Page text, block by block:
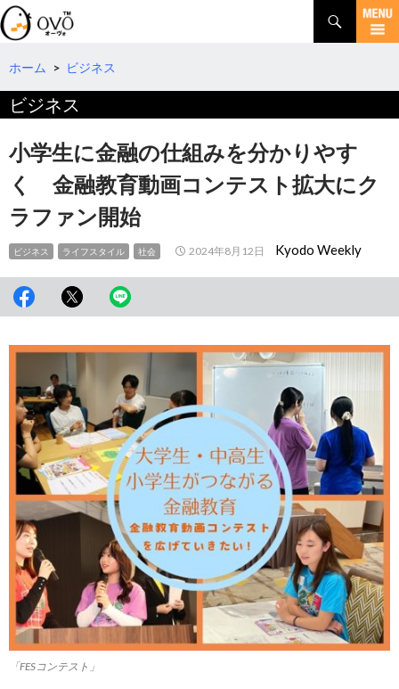
検
索
コ
テ
へ
動
ホーム > ビジネス
ビジネス
小学生に金融の仕組みを分かりやす
く 金融教育動画コンテスト拡大にク
ラファン開始
ビジネス ライフスタイル 社会 2024年8月12日 Kyodo Weekly
「FESコンテスト」